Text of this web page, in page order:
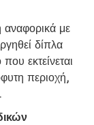
αναφορικά με
δίπλα
εκτείνεται
περιοχή,